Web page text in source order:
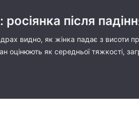
після
видно, як жінка падає з висоти
оцінюють як середньої тяжкості,